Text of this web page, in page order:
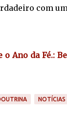
com
o Ano da Fé.:
NOTÍCIAS